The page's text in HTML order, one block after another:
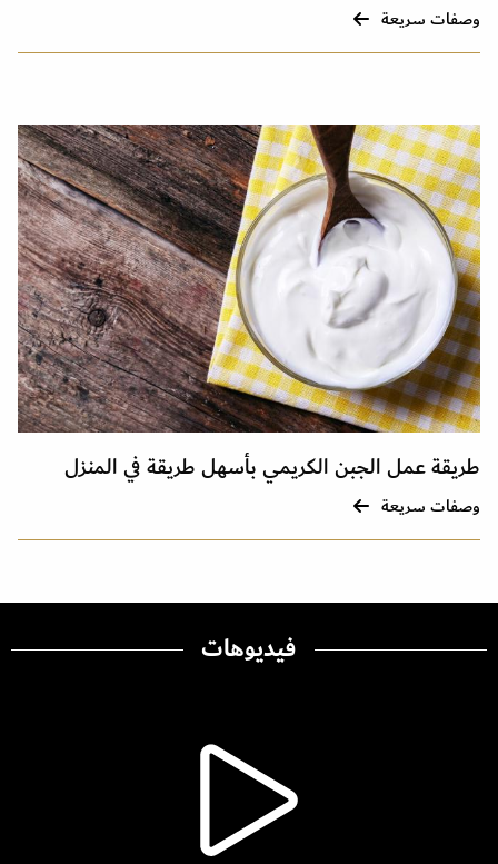
وصفات سريعة
طريقة عمل الجبن الكريمي بأسهل طريقة في المنزل
وصفات سريعة
فيديوهات